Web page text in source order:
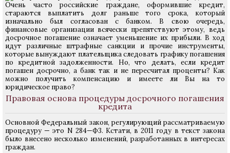
Очень часто российские граждане, оформившие кредит,
стараются выплатить долг раньше того срока, который
изначально был согласован с банком. В свою очередь,
финансовые организации всячески препятствуют этому, ведь
досрочное погашение означает уменьшение их прибыли. В ход
идут различные штрафные санкции и прочие инструменты,
которые вынуждают плательщика следовать графику погашения
по кредитной задолженности. Но, что делать, если кредит
погашен досрочно, а банк так и не пересчитал проценты? Как
можно получить компенсацию и имеете ли Вы на то
юридическое право?
Правовая основа процедуры досрочного погашения
кредита
Основной Федеральный закон, регулирующий рассматриваемую
процедуру — это N 284—Ф3. Кстати, в 2011 году в текст закона
было внесено несколько изменений, разработанных в интересах
граждан.